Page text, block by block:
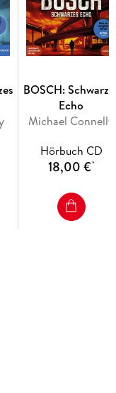
BOSCH:
Echo
Michael Connelly
Hörbuch CD
18,00 €*